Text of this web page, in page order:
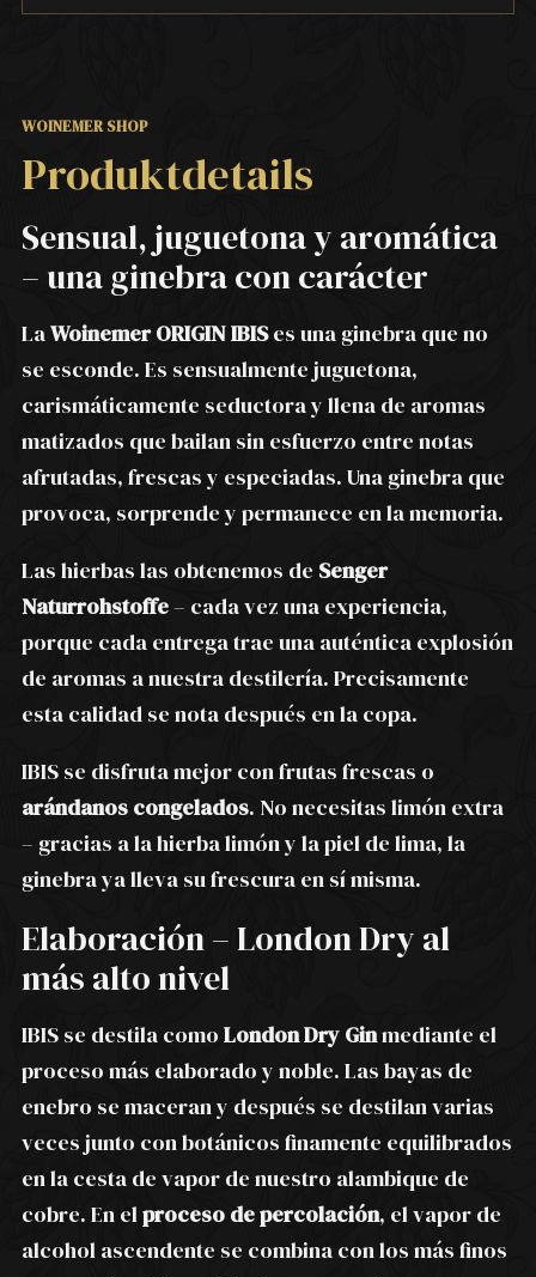
WOINEMER SHOP
Produktdetails
Sensual, juguetona y aromática
– una ginebra con carácter
LaWoinemer ORIGIN IBISes una ginebra que no
se esconde. Es sensualmente juguetona,
carismáticamente seductora y llena de aromas
matizados que bailan sin esfuerzo entre notas
afrutadas, frescas y especiadas. Una ginebra que
provoca, sorprende y permanece en la memoria.
Las hierbas las obtenemos de Senger
Naturrohstoffe– cada vez una experiencia,
porque cada entrega trae una auténtica explosión
de aromas a nuestra destilería. Precisamente
esta calidad se nota después en la copa.
IBIS se disfruta mejor con frutas frescas o
arándanos congelados. No necesitas limón extra
– gracias a la hierba limón y la piel de lima, la
ginebra ya lleva su frescura en sí misma.
Elaboración – London Dry al
más alto nivel
IBIS se destila como London Dry Ginmediante el
proceso más elaborado y noble. Las bayas de
enebro se maceran y después se destilan varias
veces junto con botánicos finamente equilibrados
en la cesta de vapor de nuestro alambique de
cobre. En elproceso de percolación, el vapor de
alcohol ascendente se combina con los más finos